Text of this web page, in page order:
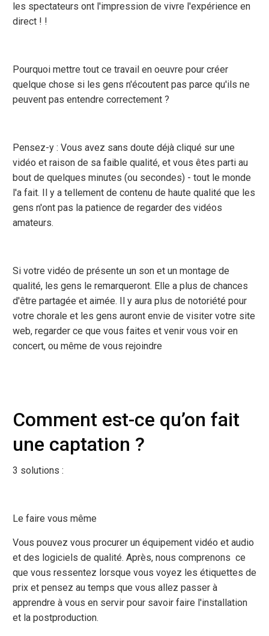
les spectateurs ont l'impression de vivre l'expérience en
direct ! !
Pourquoi mettre tout ce travail en oeuvre pour créer
quelque chose si les gens n'écoutent pas parce qu'ils ne
peuvent pas entendre correctement ?
Pensez-y : Vous avez sans doute déjà cliqué sur une
vidéo et raison de sa faible qualité, et vous êtes parti au
bout de quelques minutes (ou secondes) - tout le monde
l'a fait. Il y a tellement de contenu de haute qualité que les
gens n'ont pas la patience de regarder des vidéos
amateurs.
Si votre vidéo de présente un son et un montage de
qualité, les gens le remarqueront. Elle a plus de chances
d'être partagée et aimée. Il y aura plus de notoriété pour
votre chorale et les gens auront envie de visiter votre site
web, regarder ce que vous faites et venir vous voir en
concert, ou même de vous rejoindre
Comment est-ce qu’on fait
une captation ?
3 solutions :
Le faire vous même
Vous pouvez vous procurer un équipement vidéo et audio
et des logiciels de qualité. Après, nous comprenons ce
que vous ressentez lorsque vous voyez les étiquettes de
prix et pensez au temps que vous allez passer à
apprendre à vous en servir pour savoir faire l'installation
et la postproduction.